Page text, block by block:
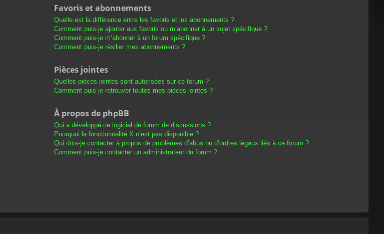
Favoris et abonnements
Quelle est la différence entre les favoris et les abonnements ?
Comment puis-je ajouter aux favoris ou m’abonner à un sujet spécifique ?
Comment puis-je m’abonner à un forum spécifique ?
Comment puis-je résilier mes abonnements ?
Pièces jointes
Quelles pièces jointes sont autorisées sur ce forum ?
Comment puis-je retrouver toutes mes pièces jointes ?
À propos de phpBB
Qui a développé ce logiciel de forum de discussions ?
Pourquoi la fonctionnalité X n’est pas disponible ?
Qui dois-je contacter à propos de problèmes d’abus ou d’ordres légaux liés à ce forum ?
Comment puis-je contacter un administrateur du forum ?